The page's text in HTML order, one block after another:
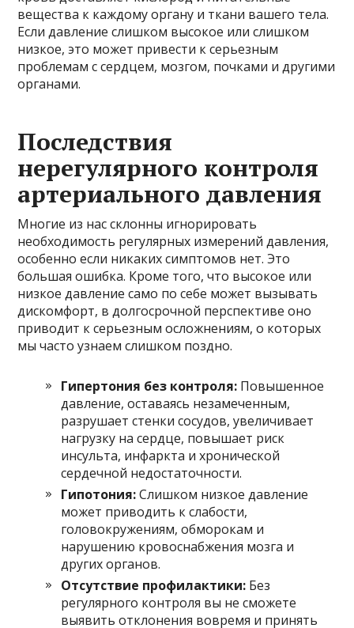
вещества к каждому органу и ткани вашего тела.
Если давление слишком высокое или слишком
низкое, это может привести к серьезным
проблемам с сердцем, мозгом, почками и другими
органами.
Последствия
нерегулярного контроля
артериального давления
Многие из нас склонны игнорировать
необходимость регулярных измерений давления,
особенно если никаких симптомов нет. Это
большая ошибка. Кроме того, что высокое или
низкое давление само по себе может вызывать
дискомфорт, в долгосрочной перспективе оно
приводит к серьезным осложнениям, о которых
мы часто узнаем слишком поздно.
Гипертония без контроля: Повышенное
давление, оставаясь незамеченным,
разрушает стенки сосудов, увеличивает
нагрузку на сердце, повышает риск
инсульта, инфаркта и хронической
сердечной недостаточности.
Гипотония:Слишком низкое давление
может приводить к слабости,
головокружениям, обморокам и
нарушению кровоснабжения мозга и
других органов.
Отсутствие профилактики: Без
регулярного контроля вы не сможете
выявить отклонения вовремя и принять